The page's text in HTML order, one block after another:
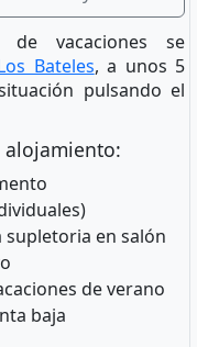
vacaciones se
Bateles, a unos 5
pulsando el
alojamiento:
supletoria en salón
de verano
baja